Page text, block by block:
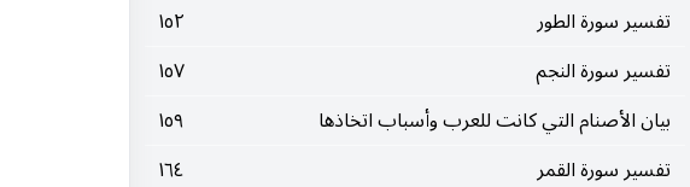
تفسير سورة الطور
١٥٢
تفسير سورة النجم
١٥٧
بيان الأصنام التي كانت للعرب وأسباب اتخاذها
١٥٩
تفسير سورة القمر
١٦٤